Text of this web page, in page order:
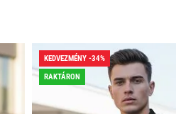
KEDVEZMÉNY -34%
RAKTÁRON